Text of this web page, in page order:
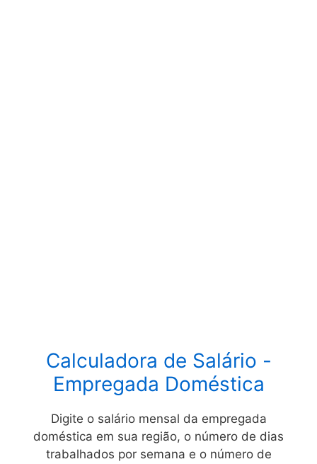
Calculadora de Salário -
Empregada Doméstica
Digite o salário mensal da empregada
doméstica em sua região, o número de dias
trabalhados por semana e o número de